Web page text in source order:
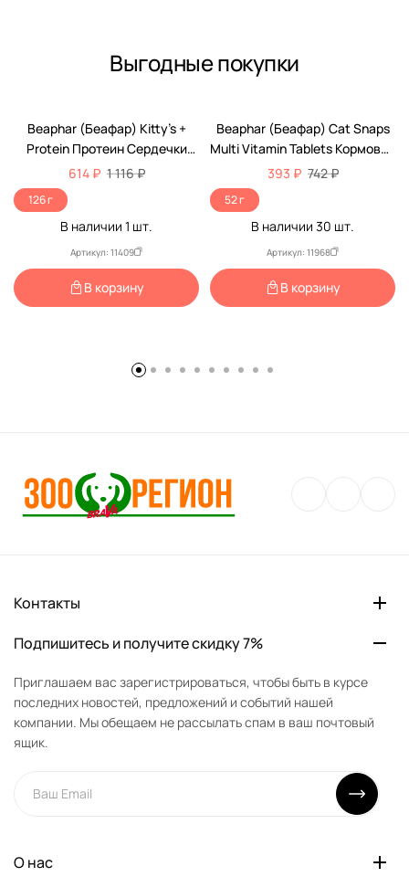
Выгодные покупки
-45%
Beaphar (Беафар) Kitty’s +
Protein Протеин Сердечки
Кормовая Добавка Для Кошек
614 ₽ 1 116 ₽
126 г
В наличии 1 шт.
Артикул: 11409
В корзину
-47%
Beaphar (Беафар) Cat Snaps
Multi Vitamin Tablets Кормовая
Добавка Для Кошек 75шт
393 ₽ 742 ₽
52 г
В наличии 30 шт.
Артикул: 11968
В корзину
Контакты
Подпишитесь и получите скидку 7%
Приглашаем вас зарегистрироваться, чтобы быть в курсе
последних новостей, предложений и событий нашей
компании. Мы обещаем не рассылать спам в ваш почтовый
ящик.
О нас